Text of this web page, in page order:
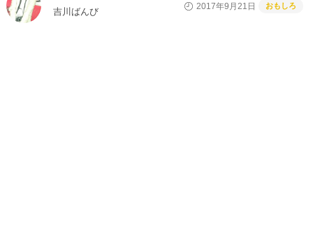
吉川ばんび
2017年9月21日 おもしろ